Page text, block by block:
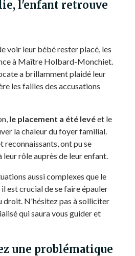
l'enfant retrouve
voir leur bébé rester placé, les
à Maître Holbard-Monchiet.
a brillamment plaidé leur
les failles des accusations
le placement a été levéet le
la chaleur du foyer familial.
reconnaissants, ont pu se
rôle auprès de leur enfant.
aussi complexes que le
est crucial de se faire épauler
droit. N'hésitez pas à solliciter
qui saura vous guider et
une problématique